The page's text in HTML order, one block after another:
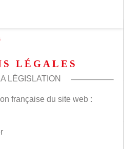
LÉGALES
LÉGISLATION
française du site web :